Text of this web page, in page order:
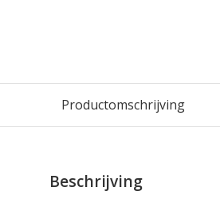
Productomschrijving
Beschrijving